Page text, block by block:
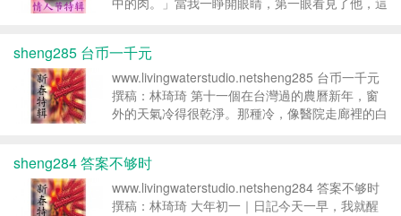
吻，像...
sheng285 台币一千元
www.livingwaterstudio.netsheng285 台币一千元
撰稿：林琦琦 第十一個在台灣過的農曆新年，窗
外的天氣冷得很乾淨。那種冷，像醫院走廊裡的白
句...
sheng284 答案不够时
www.livingwaterstudio.netsheng284 答案不够时
撰稿：林琦琦 大年初一｜日記今天一早，我就醒